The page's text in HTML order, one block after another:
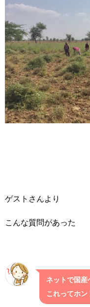
ゲストさんより
こんな質問があった
ネットで国産
これってホン